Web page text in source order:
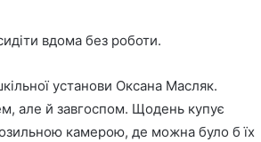
вдома без роботи.
установи Оксана Масляк.
але й завгоспом. Щодень купує
камерою, де можна було б їх